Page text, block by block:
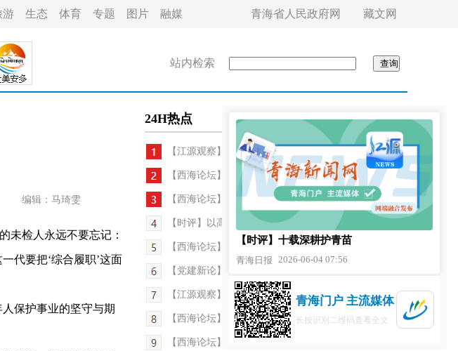
游 生态 体育 专题 图片 融媒 青海省人民政府网 藏文网
站内检索
编辑：马琦雯
未检人永远不要忘记：
代要把‘综合履职’这面
保护事业的坚守与期
24H热点
【江源观察】“清清黄河”何以作答“国之大者”？
【西海论坛】守好安全底线 筑牢生命防线
【西海论坛】守护童心 向阳生长
【时评】以高质量议案建议凝聚发展“金点子”
【西海论坛】以营商之“优”促发展之“进”
【党建新论】树立正确政绩观 抓实党员教育功
【江源观察】以营商“软环境”锻造发展“硬实力”
【西海论坛】一张西宁发票的“乘数效应”
【西海论坛】减氟不减香 暖心千万家
【时评】十载深耕护青苗
青海日报 2026-06-04 07:56
青海门户 主流媒体
长按识别二维码查看全文